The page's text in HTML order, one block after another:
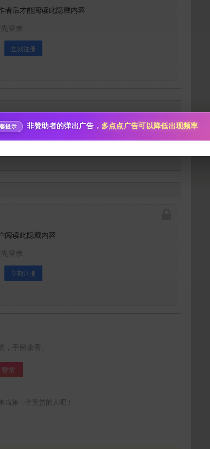
者后才能阅读此隐藏内容
登录
立刻注册
关闭，游戏目录不能有中文名等。
阅读此隐藏内容
登录
立刻注册
，手留余香」
赞赏
当第一个赞赏的人吧！
分享到微博
提示 非赞助者的弹出广告， 多点点广告可以降低出现频率